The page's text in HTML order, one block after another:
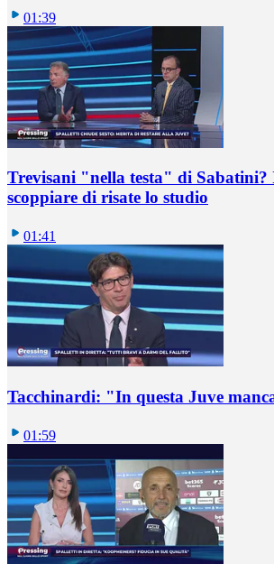
01:39
Trevisani "nella testa" di Sabatini?
scoppiare di risate lo studio
01:41
Tacchinardi: "In questa Juve
01:59